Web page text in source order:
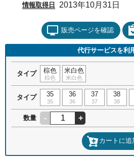
情報取得日 2013年10月31日
販売ページを確認
代行サービスを利
タイプ 棕色
棕色
米白色
米白色
タイプ 35
35
36
36
37
37
38
38
数量 - +
カートに追